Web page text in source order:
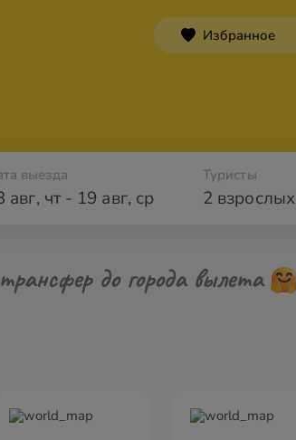
Избранное
выезда
авг, чт- 19 авг, ср 2 взрослых
Туристы
до города вылета